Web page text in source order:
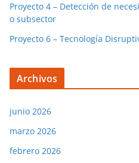
Proyecto 4 – Detección de
o subsector
Proyecto 6 – Tecnología
Archivos
junio 2026
marzo 2026
febrero 2026